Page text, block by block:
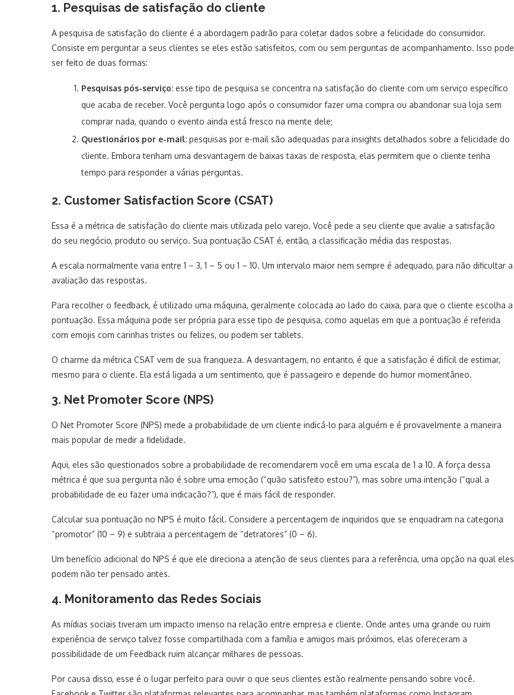
1. Pesquisas de satisfação do cliente
A pesquisa de satisfação do cliente é a abordagem padrão para coletar dados sobre a felicidade do consumidor.
Consiste em perguntar a seus clientes se eles estão satisfeitos, com ou sem perguntas de acompanhamento. Isso pode
ser feito de duas formas:
Pesquisas pós-serviço: esse tipo de pesquisa se concentra na satisfação do cliente com um serviço específico
que acaba de receber. Você pergunta logo após o consumidor fazer uma compra ou abandonar sua loja sem
comprar nada, quando o evento ainda está fresco na mente dele;
Questionários por e-mail: pesquisas por e-mail são adequadas para insights detalhados sobre a felicidade do
cliente. Embora tenham uma desvantagem de baixas taxas de resposta, elas permitem que o cliente tenha
tempo para responder a várias perguntas.
2. Customer Satisfaction Score (CSAT)
Essa é a métrica de satisfação do cliente mais utilizada pelo varejo. Você pede a seu cliente que avalie a satisfação
do seu negócio, produto ou serviço. Sua pontuação CSAT é, então, a classificação média das respostas.
A escala normalmente varia entre 1 – 3, 1 – 5 ou 1 – 10. Um intervalo maior nem sempre é adequado, para não dificultar a
avaliação das respostas.
Para recolher o feedback, é utilizado uma máquina, geralmente colocada ao lado do caixa, para que o cliente escolha a
pontuação. Essa máquina pode ser própria para esse tipo de pesquisa, como aquelas em que a pontuação é referida
com emojis com carinhas tristes ou felizes, ou podem ser tablets.
O charme da métrica CSAT vem de sua franqueza. A desvantagem, no entanto, é que a satisfação é difícil de estimar,
mesmo para o cliente. Ela está ligada a um sentimento, que é passageiro e depende do humor momentâneo.
3. Net Promoter Score (NPS)
O Net Promoter Score (NPS) mede a probabilidade de um cliente indicá-lo para alguém e é provavelmente a maneira
mais popular de medir a fidelidade.
Aqui, eles são questionados sobre a probabilidade de recomendarem você em uma escala de 1 a 10. A força dessa
métrica é que sua pergunta não é sobre uma emoção (“quão satisfeito estou?”), mas sobre uma intenção (“qual a
probabilidade de eu fazer uma indicação?”), que é mais fácil de responder.
Calcular sua pontuação no NPS é muito fácil. Considere a percentagem de inquiridos que se enquadram na categoria
“promotor” (10 – 9) e subtraia a percentagem de “detratores” (0 – 6).
Um benefício adicional do NPS é que ele direciona a atenção de seus clientes para a referência, uma opção na qual eles
podem não ter pensado antes.
4. Monitoramento das Redes Sociais
As mídias sociais tiveram um impacto imenso na relação entre empresa e cliente. Onde antes uma grande ou ruim
experiência de serviço talvez fosse compartilhada com a família e amigos mais próximos, elas ofereceram a
possibilidade de um Feedback ruim alcançar milhares de pessoas.
Por causa disso, esse é o lugar perfeito para ouvir o que seus clientes estão realmente pensando sobre você.